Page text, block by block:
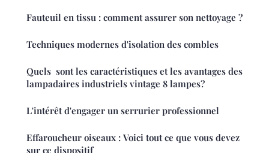
Fauteuil en tissu : comment assurer son nettoyage ?
Techniques modernes d'isolation des combles
Quels sont les caractéristiques et les avantages des
lampadaires industriels vintage 8 lampes?
L'intérêt d'engager un serrurier professionnel
Effaroucheur oiseaux : Voici tout ce que vous devez
sur ce dispositif